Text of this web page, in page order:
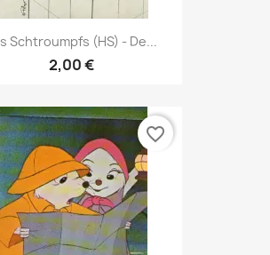
Schtroumpfs (HS) - De...
2,00 €
favorite_border